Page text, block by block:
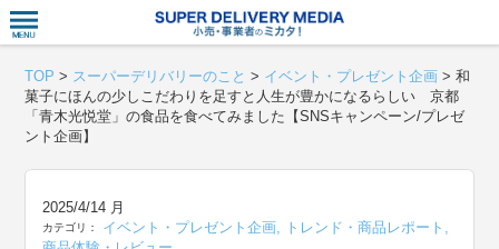
TOP > スーパーデリバリーのこと > イベント・プレゼント企画 >和
菓子にほんの少しこだわりを足すと人生が豊かになるらしい 京都
「青木光悦堂」の食品を食べてみました【SNSキャンペーン/プレゼ
ント企画】
2025/4/14 月
カテゴリ： イベント・プレゼント企画, トレンド・商品レポート ,